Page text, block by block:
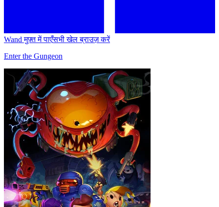
Wand मुफ़्त में पाएँसभी खेल ब्राउज़ करें
Enter the Gungeon